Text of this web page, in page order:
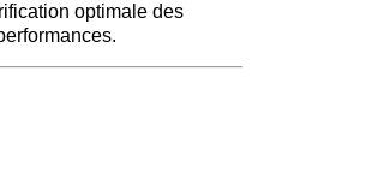
optimale des